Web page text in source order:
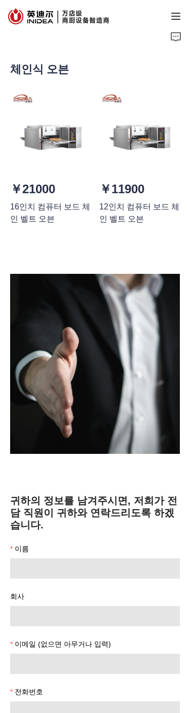
체인식 오븐
￥21000
16인치 컴퓨터 보드 체
인 벨트 오븐
￥11900
12인치 컴퓨터 보드 체
인 벨트 오븐
귀하의 정보를 남겨주시면, 저희가 전
담 직원이 귀하와 연락드리도록 하겠
습니다.
이름
회사
이메일 (없으면 아무거나 입력)
전화번호
제품
서비스
사례
문의하기